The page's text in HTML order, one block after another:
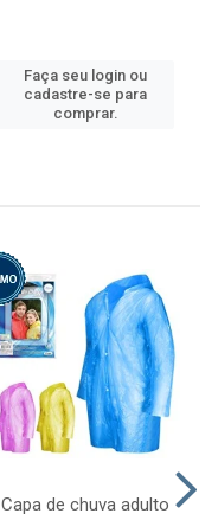
Faça seu login ou
cadastre-se para
comprar.
Capa de chuva adulto